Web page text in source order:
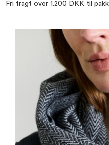
Fri fragt over 1.200 DKK til